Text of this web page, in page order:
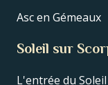
Asc en Gémeaux
Soleil sur
L'entrée du Soleil